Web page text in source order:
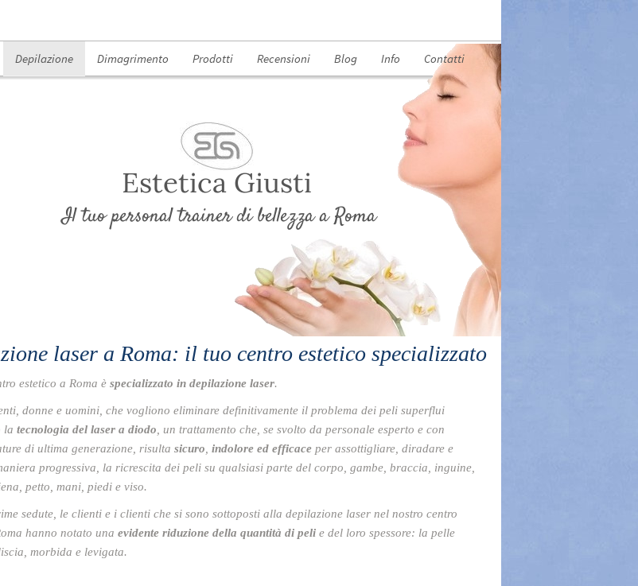
Depilazione Dimagrimento Prodotti Recensioni Blog Info Contatti
Estetica Giusti
Il tuo personal trainer di bellezza a Roma
laser a Roma: il tuo centro estetico specializzato
estetico a Roma è specializzato in depilazione laser.
donne e uomini, che vogliono eliminare definitivamente il problema dei peli superflui
la tecnologia del laser a diodo , un trattamento che, se svolto da personale esperto e con
di ultima generazione, risulta sicuro indolore ed efficace per assottigliare, diradare e
progressiva, la ricrescita dei peli su qualsiasi parte del corpo, gambe, braccia, inguine,
petto, mani, piedi e viso.
sedute, le clienti e i clienti che si sono sottoposti alla depilazione laser nel nostro centro
hanno notato una evidente riduzione della quantità di peli e del loro spessore: la pelle
morbida e levigata.